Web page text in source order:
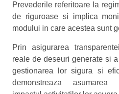
Prevederile referitoare la
de riguroase si implica
modului in care acestea sunt
Prin asigurarea
reale de deseuri generate si
gestionarea lor sigura si
demonstreaza asumarea